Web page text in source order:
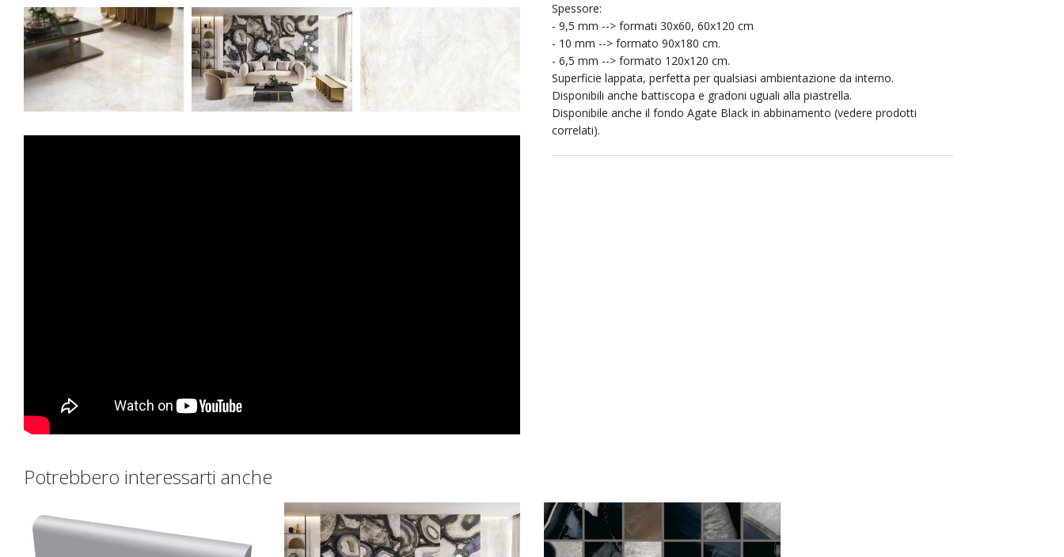
Spessore:
- 9,5 mm --> formati 30x60, 60x120 cm
- 10 mm --> formato 90x180 cm.
- 6,5 mm --> formato 120x120 cm.
Superficie lappata, perfetta per qualsiasi ambientazione da interno.
Disponibili anche battiscopa e gradoni uguali alla piastrella.
Disponibile anche il fondo Agate Black in abbinamento (vedere prodotti
correlati).
Potrebbero interessarti anche